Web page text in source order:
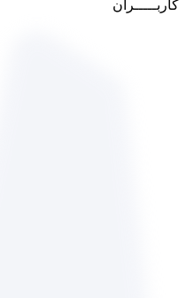
کاربـــــران